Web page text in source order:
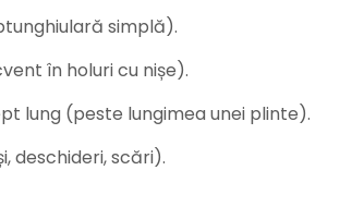
simplă).
în holuri cu nișe).
lung (peste lungimea unei plinte).
deschideri, scări).